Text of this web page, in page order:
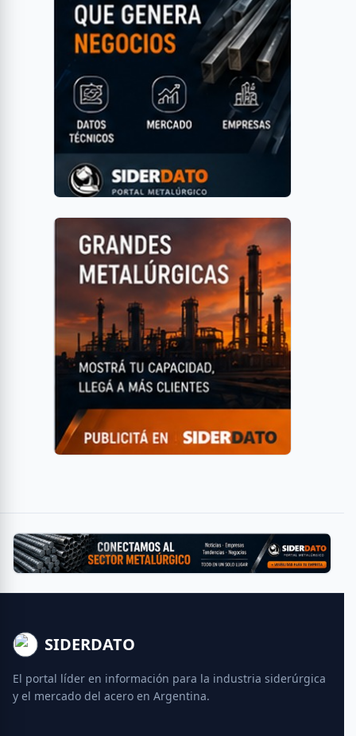
SIDERDATO
El portal líder en información para la industria siderúrgica
y el mercado del acero en Argentina.